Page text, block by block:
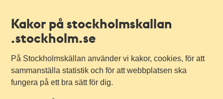
Kakor på stockholmskallan
.stockholm.se
På Stockholmskällan använder vi kakor, cookies, för att
sammanställa statistik och för att webbplatsen ska
fungera på ett bra sätt för dig.